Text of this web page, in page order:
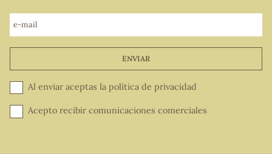
e-mail
ENVIAR
Al enviar aceptas la política de privacidad
Acepto recibir comunicaciones comerciales